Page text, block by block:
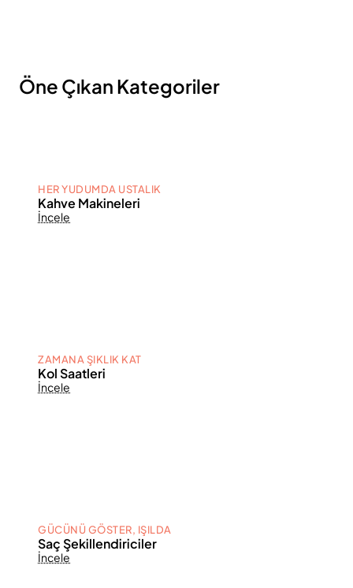
Öne Çıkan Kategoriler
HER YUDUMDA USTALIK
Kahve Makineleri
İncele
ZAMANA ŞIKLIK KAT
Kol Saatleri
İncele
GÜCÜNÜ GÖSTER, IŞILDA
Saç Şekillendiriciler
İncele